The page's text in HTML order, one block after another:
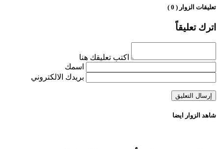
تعليقات الزوار ( 0 )
اترك تعليقاً
اكتب تعليقك هنا
اسمك
بريدك الالكتروني
شاهد الزوار ايضا